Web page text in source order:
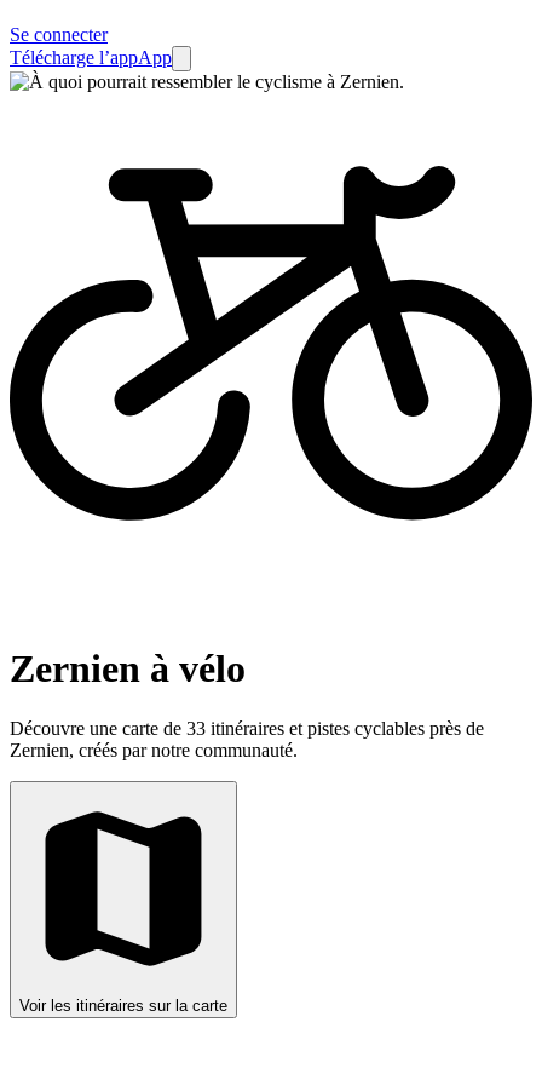
Se connecter
Télécharge l’appApp
Zernien à vélo
Découvre une carte de 33 itinéraires et pistes cyclables près de
Zernien, créés par notre communauté.
Voir les itinéraires sur la carte